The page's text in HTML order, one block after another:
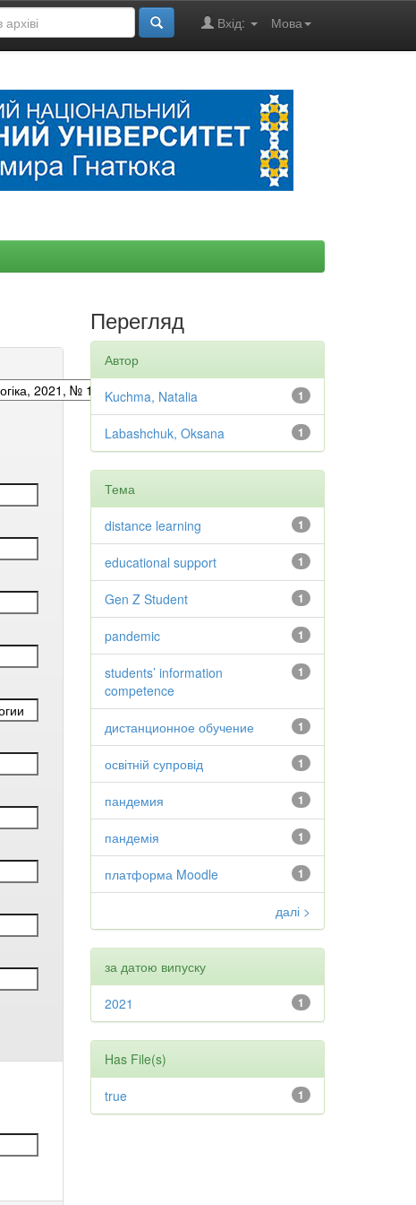
Мова
Вхід:
Перегляд
Автор
1
Kuchma, Natalia
1
Labashchuk, Oksana
Тема
1
distance learning
1
educational support
1
Gen Z Student
1
pandemic
1
students’ information
competence
1
дистанционное обучение
1
освітній супровід
1
пандемия
1
пандемія
1
платформа Moodle
далі >
за датою випуску
1
2021
Has File(s)
1
true